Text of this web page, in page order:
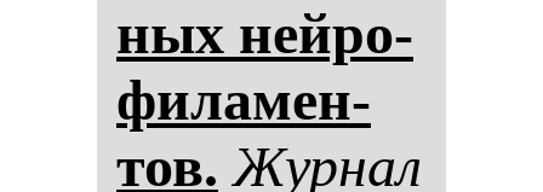
ных ней­ро­
фи­ла­мен­
тов. Жур­нал